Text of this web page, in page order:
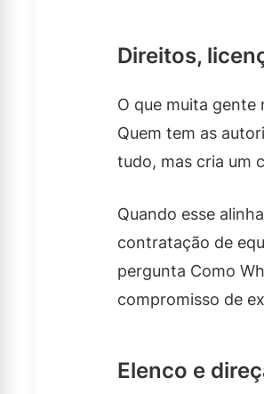
Direitos,
O que muita gente
Quem tem as
tudo, mas cria um
Quando esse
contratação de
pergunta Como
compromisso de
Elenco e